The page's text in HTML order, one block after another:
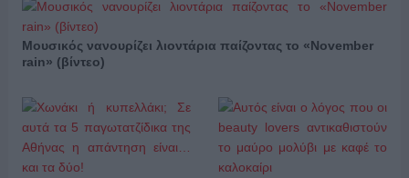
Μουσικός νανουρίζει λιοντάρια παίζοντας το «November
rain» (βίντεο)